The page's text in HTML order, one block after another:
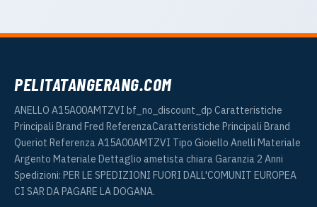
PELITATANGERANG.COM
ANELLO A15A00AMTZVI bf_no_discount_dp Caratteristiche
Principali Brand Fred ReferenzaCaratteristiche Principali Brand
Queriot Referenza A15A00AMTZVI Tipo Gioiello Anelli Materiale
Argento Materiale Dettaglio ametista chiara Garanzia 2 Anni
Spedizioni: PER LE SPEDIZIONI FUORI DALL'COMUNIT EUROPEA
CI SAR DA PAGARE LA DOGANA.